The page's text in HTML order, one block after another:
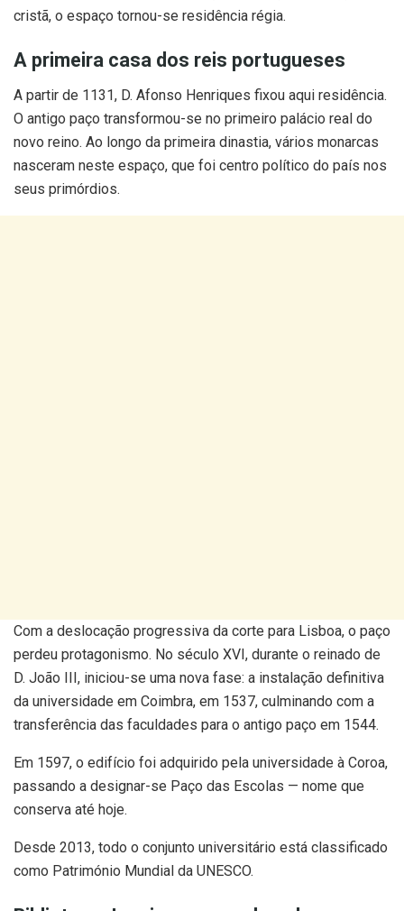
cristã, o espaço tornou-se residência régia.
A primeira casa dos reis portugueses
A partir de 1131, D. Afonso Henriques fixou aqui residência.
O antigo paço transformou-se no primeiro palácio real do
novo reino. Ao longo da primeira dinastia, vários monarcas
nasceram neste espaço, que foi centro político do país nos
seus primórdios.
Com a deslocação progressiva da corte para Lisboa, o paço
perdeu protagonismo. No século XVI, durante o reinado de
D. João III, iniciou-se uma nova fase: a instalação definitiva
da universidade em Coimbra, em 1537, culminando com a
transferência das faculdades para o antigo paço em 1544.
Em 1597, o edifício foi adquirido pela universidade à Coroa,
passando a designar-se Paço das Escolas — nome que
conserva até hoje.
Desde 2013, todo o conjunto universitário está classificado
como Património Mundial da UNESCO.